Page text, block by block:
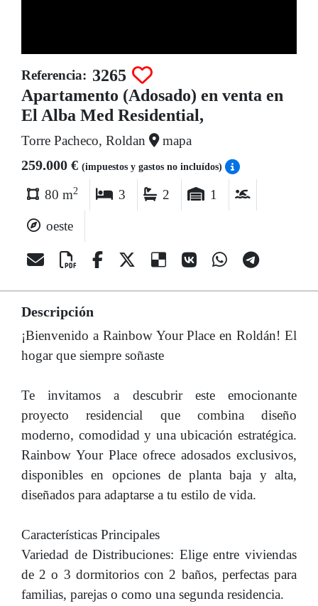
Referencia: 3265
Apartamento (Adosado) en venta en
El Alba Med Residential,
Torre Pacheco, Roldan mapa
259.000 € (impuestos y gastos no incluídos)
80 m2 3 2 1
oeste
Descripción
¡Bienvenido a Rainbow Your Place en Roldán! El
hogar que siempre soñaste
Te invitamos a descubrir este emocionante
proyecto residencial que combina diseño
moderno, comodidad y una ubicación estratégica.
Rainbow Your Place ofrece adosados exclusivos,
disponibles en opciones de planta baja y alta,
diseñados para adaptarse a tu estilo de vida.
Características Principales
Variedad de Distribuciones: Elige entre viviendas
de 2 o 3 dormitorios con 2 baños, perfectas para
familias, parejas o como una segunda residencia.